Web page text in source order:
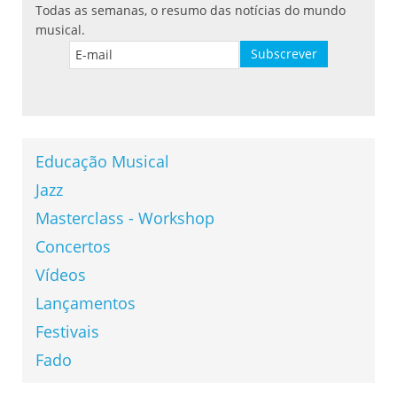
Todas as semanas, o resumo das notícias do mundo
musical.
Educação Musical
Jazz
Masterclass - Workshop
Concertos
Vídeos
Lançamentos
Festivais
Fado